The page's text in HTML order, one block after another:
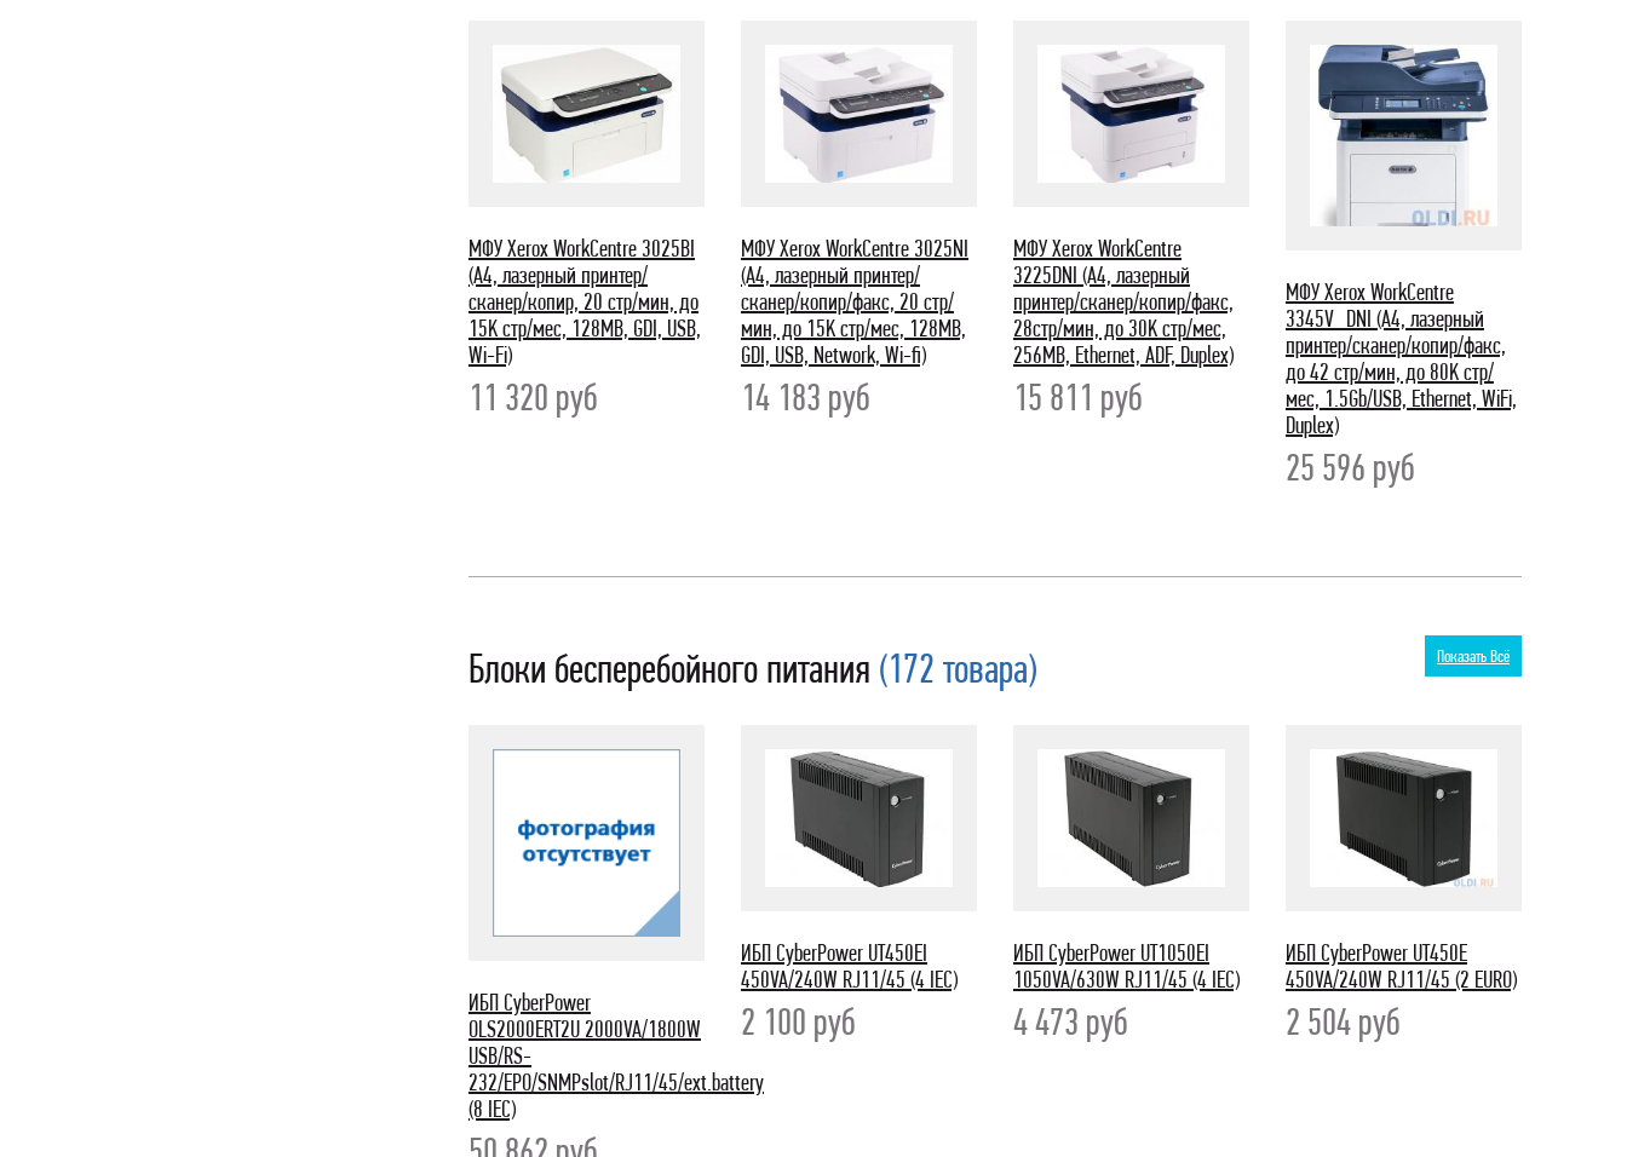
МФУ Xerox WorkCentre 3025BI
(A4, лазерный принтер/
сканер/копир, 20 стр/мин, до
15K стр/мес, 128MB, GDI, USB,
Wi-Fi)
11 320 руб
МФУ Xerox WorkCentre 3025NI
(A4, лазерный принтер/
сканер/копир/факс, 20 стр/
мин, до 15K стр/мес, 128MB,
GDI, USB, Network, Wi-fi)
14 183 руб
МФУ Xerox WorkCentre
3225DNI (A4, лазерный
принтер/сканер/копир/факс,
28стр/мин, до 30K стр/мес,
256MB, Ethernet, ADF, Duplex)
15 811 руб
МФУ Xerox WorkCentre
3345V_DNI (A4, лазерный
принтер/сканер/копир/факс,
до 42 стр/мин, до 80K стр/
мес, 1.5Gb/USB, Ethernet, WiFi,
Duplex)
25 596 руб
Блоки бесперебойного питания (172 товара) Показать Всё
ИБП CyberPower
OLS2000ERT2U 2000VA/1800W
USB/RS-
232/EPO/SNMPslot/RJ11/45/ext.battery
(8 IEC)
ИБП CyberPower UT450EI
450VA/240W RJ11/45 (4 IEC)
2 100 руб
ИБП CyberPower UT1050EI
1050VA/630W RJ11/45 (4 IEC)
4 473 руб
ИБП CyberPower UT450E
450VA/240W RJ11/45 (2 EURO)
2 504руб